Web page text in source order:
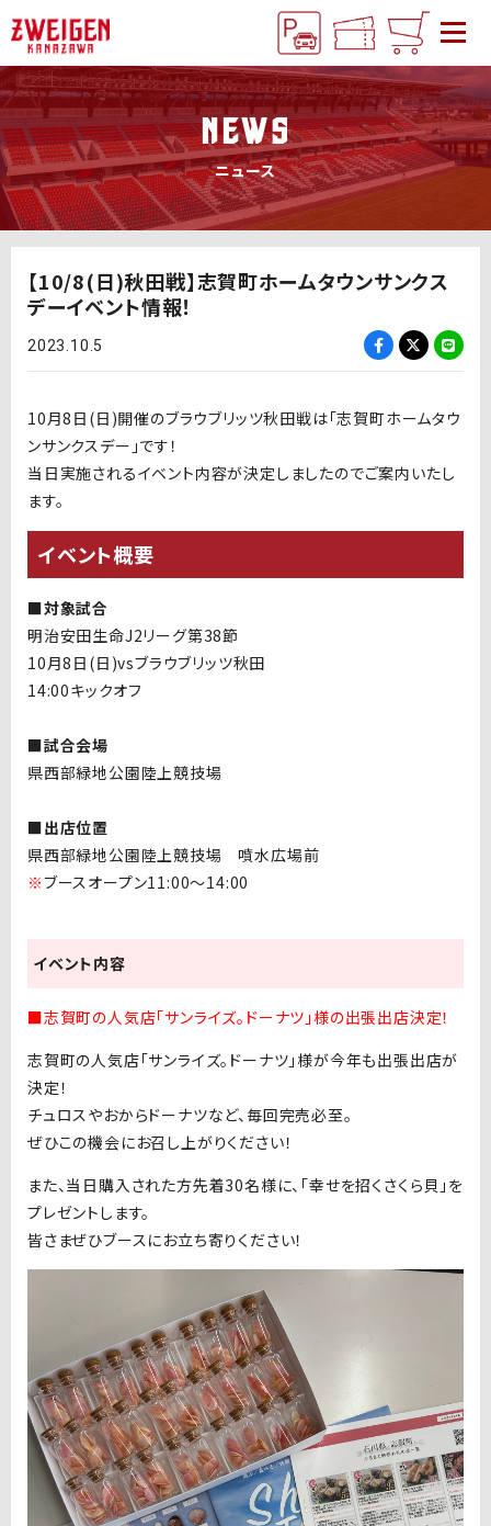
NEWS
ニュース
【10/8(日)秋田戦】志賀町ホームタウンサンクス
デーイベント情報！
2023.10.5
10月8日(日)開催のブラウブリッツ秋田戦は「志賀町ホームタウ
ンサンクスデー」です！
当日実施されるイベント内容が決定しましたのでご案内いたし
ます。
イベント概要
■対象試合
明治安田生命J2リーグ第38節
10月8日(日)vsブラウブリッツ秋田
14:00キックオフ
■試合会場
県西部緑地公園陸上競技場
■出店位置
県西部緑地公園陸上競技場 噴水広場前
※ブースオープン11:00〜14:00
イベント内容
■志賀町の人気店「サンライズ。ドーナツ」様の出張出店決定！
志賀町の人気店「サンライズ。ドーナツ」様が今年も出張出店が
決定！
チュロスやおからドーナツなど、毎回完売必至。
ぜひこの機会にお召し上がりください！
また、当日購入された方先着30名様に、「幸せを招くさくら貝」を
プレゼントします。
皆さまぜひブースにお立ち寄りください！